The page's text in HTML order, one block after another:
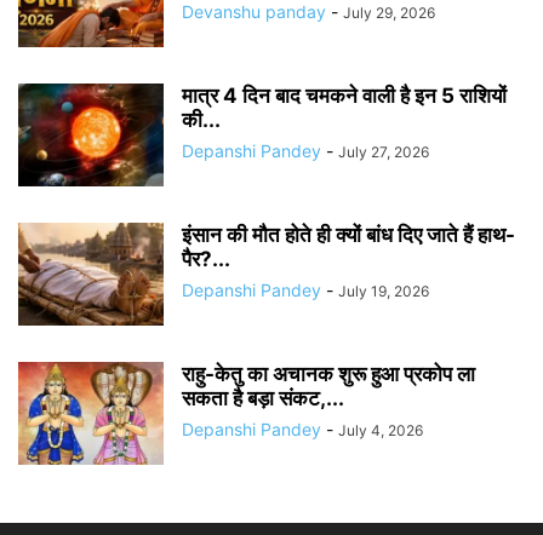
Devanshu panday - July 29, 2026
मात्र 4 दिन बाद चमकने वाली है इन 5 राशियों
की...
Depanshi Pandey - July 27, 2026
इंसान की मौत होते ही क्यों बांध दिए जाते हैं हाथ-
पैर?...
Depanshi Pandey - July 19, 2026
राहु-केतु का अचानक शुरू हुआ प्रकोप ला
सकता है बड़ा संकट,...
Depanshi Pandey - July 4, 2026